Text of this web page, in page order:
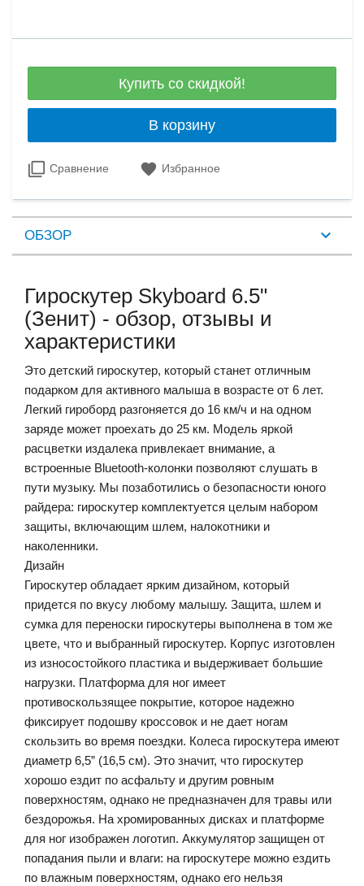
Купить со скидкой!
В корзину
Сравнение Избранное
ОБЗОР
Гироскутер Skyboard 6.5"
(Зенит) - обзор, отзывы и
характеристики
Это детский гироскутер, который станет отличным
подарком для активного малыша в возрасте от 6 лет.
Легкий гироборд разгоняется до 16 км/ч и на одном
заряде может проехать до 25 км. Модель яркой
расцветки издалека привлекает внимание, а
встроенные Bluetooth-колонки позволяют слушать в
пути музыку. Мы позаботились о безопасности юного
райдера: гироскутер комплектуется целым набором
защиты, включающим шлем, налокотники и
наколенники.
Дизайн
Гироскутер обладает ярким дизайном, который
придется по вкусу любому малышу. Защита, шлем и
сумка для переноски гироскутеры выполнена в том же
цвете, что и выбранный гироскутер. Корпус изготовлен
из износостойкого пластика и выдерживает большие
нагрузки. Платформа для ног имеет
противоскользящее покрытие, которое надежно
фиксирует подошву кроссовок и не дает ногам
скользить во время поездки. Колеса гироскутера имеют
диаметр 6,5” (16,5 см). Это значит, что гироскутер
хорошо ездит по асфальту и другим ровным
поверхностям, однако не предназначен для травы или
бездорожья. На хромированных дисках и платформе
для ног изображен логотип. Аккумулятор защищен от
попадания пыли и влаги: на гироскутере можно ездить
по влажным поверхностям, однако его нельзя